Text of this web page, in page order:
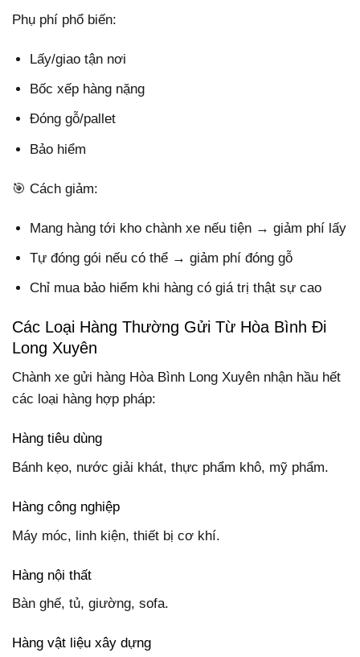
Phụ phí phổ biến:
Lấy/giao tận nơi
Bốc xếp hàng nặng
Đóng gỗ/pallet
Bảo hiểm
🎯 Cách giảm:
Mang hàng tới kho chành xe nếu tiện → giảm phí lấy
Tự đóng gói nếu có thể → giảm phí đóng gỗ
Chỉ mua bảo hiểm khi hàng có giá trị thật sự cao
Các Loại Hàng Thường Gửi Từ Hòa Bình Đi
Long Xuyên
Chành xe gửi hàng Hòa Bình Long Xuyên nhận hầu hết
các loại hàng hợp pháp:
Hàng tiêu dùng
Bánh kẹo, nước giải khát, thực phẩm khô, mỹ phẩm.
Hàng công nghiệp
Máy móc, linh kiện, thiết bị cơ khí.
Hàng nội thất
Bàn ghế, tủ, giường, sofa.
Hàng vật liệu xây dựng